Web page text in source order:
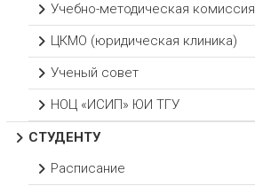
Учебно-методическая комиссия
ЦКМО (юридическая клиника)
Ученый совет
НОЦ «ИСИП» ЮИ ТГУ
СТУДЕНТУ
Расписание